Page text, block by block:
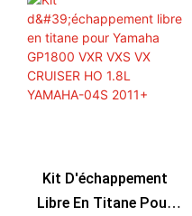
Kit D'échappement
Libre En Titane Pour